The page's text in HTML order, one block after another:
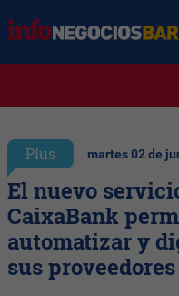
Plus martes 02 de
El nuevo
CaixaBank
automatizar y
sus proveedores